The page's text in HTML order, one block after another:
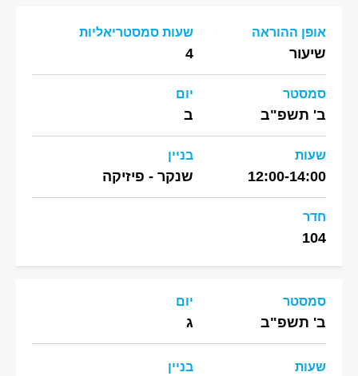
אופן ההוראה
שיעור
שעות סמסטריאליות
4
סמסטר
ב' תשפ"ב
יום
ב
שעות
12:00-14:00
בניין
שנקר - פיזיקה
חדר
104
סמסטר
ב' תשפ"ב
יום
ג
שעות בניין